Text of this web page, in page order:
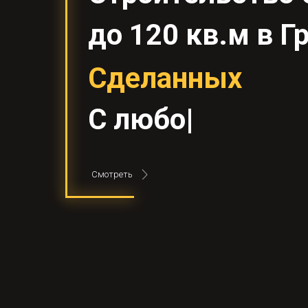
Сделанных
С любовью
Смотреть
до 120 кв.м в